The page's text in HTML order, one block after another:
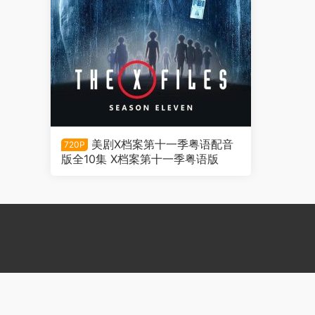
720P
美剧X档案第十一季粤语配音
版全10集 X档案第十一季粤语版